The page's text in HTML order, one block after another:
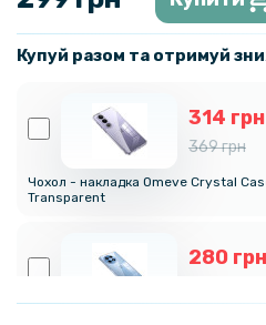
Купуй разом та отримуй
314 грн
369 грн
Чохол - накладка Omeve Crystal
Transparent
280 грн